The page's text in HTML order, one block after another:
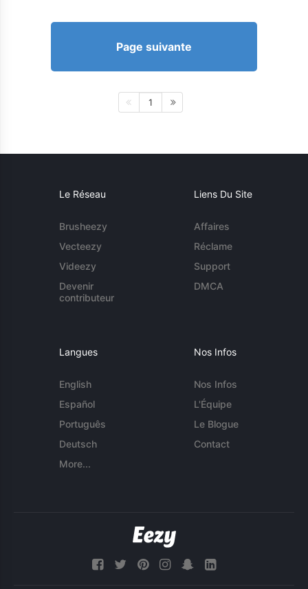
Page suivante
1
Le Réseau
Brusheezy
Vecteezy
Videezy
Devenir
contributeur
Liens Du Site
Affaires
Réclame
Support
DMCA
Langues
English
Español
Português
Deutsch
More...
Nos Infos
Nos Infos
L'Équipe
Le Blogue
Contact